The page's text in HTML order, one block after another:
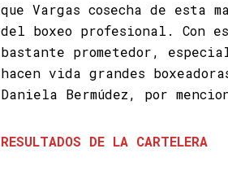
que Vargas cosecha de esta
del boxeo profesional.
bastante prometedor,
hacen vida grandes
Daniela Bermúdez, por
RESULTADOS DE LA CARTELERA